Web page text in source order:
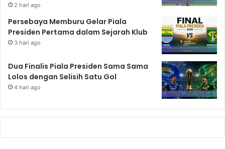
2 hari ago
Persebaya Memburu Gelar Piala
Presiden Pertama dalam Sejarah Klub
3 hari ago
Dua Finalis Piala Presiden Sama Sama
Lolos dengan Selisih Satu Gol
4 hari ago